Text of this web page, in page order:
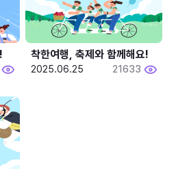
착한여행, 축제와 함께해요!
2025.06.25 21633